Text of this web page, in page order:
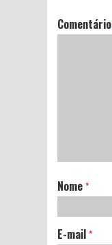
Comentário
Nome *
E-mail *